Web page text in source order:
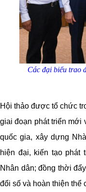
Các đại biểu trao
Hội thảo được tổ chức
giai đoạn phát triển mới
quốc gia, xây dựng
hiện đại, kiến tạo phát
Nhân dân; đồng thời
đổi số và hoàn thiện thể